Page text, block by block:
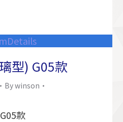
Details
型) G05款
Bywinson
款